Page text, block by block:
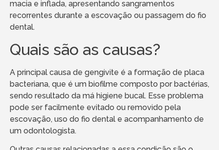
macia e inflada, apresentando sangramentos
recorrentes durante a escovação ou passagem do fio
dental.
Quais são as causas?
A principal causa de gengivite é a formação de placa
bacteriana, que é um biofilme composto por bactérias,
sendo resultado da má higiene bucal. Esse problema
pode ser facilmente evitado ou removido pela
escovação, uso do fio dental e acompanhamento de
um odontologista.